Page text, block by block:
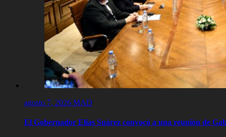
agosto 7, 2026 MAD
El Gobernador Elias Suárez convocó a una reunión de